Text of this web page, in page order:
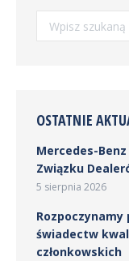
OSTATNIE
Mercedes-
Związku
5 sierpnia 2026
świadectw
członkowskich